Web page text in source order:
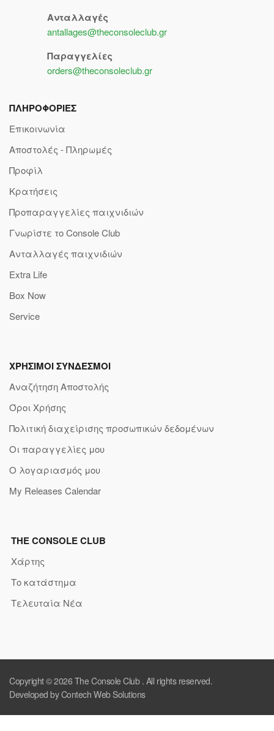
Ανταλλαγές
antallages@theconsoleclub.gr
Παραγγελίες
orders@theconsoleclub.gr
ΠΛΗΡΟΦΟΡΙΕΣ
Επικοινωνία
Αποστολές - Πληρωμές
Προφίλ
Κρατήσεις
Προπαραγγελίες παιχνιδιών
Γνωρίστε το Console Club
Ανταλλαγές παιχνιδιών
Extra Life
Box Now
Service
ΧΡΗΣΙΜΟΙ ΣΥΝΔΕΣΜΟΙ
Αναζήτηση Αποστολής
Όροι Χρήσης
Πολιτική διαχείρισης προσωπικών δεδομένων
Οι παραγγελίες μου
Ο λογαριασμός μου
My Releases Calendar
THE CONSOLE CLUB
Χάρτης
Το κατάστημα
Τελευταία Νέα
Copyright © 2026 The Console Club. All rights reserved.
Developed by Contech Web Solutions